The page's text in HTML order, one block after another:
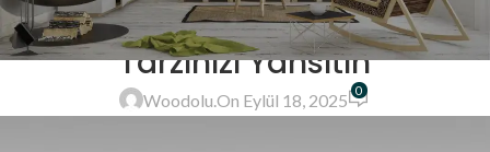
Farklı Model Takvimler ile
Tarzınızı Yansıtın
Woodolu. On Eylül 18, 2025 0